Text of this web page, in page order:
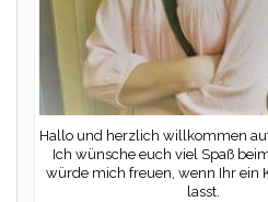
Hallo und herzlich willkommen
Ich wünsche euch viel Spaß
würde mich freuen, wenn Ihr ein
lasst.